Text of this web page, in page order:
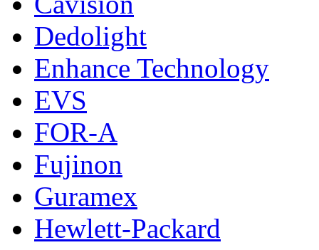
Dedolight
Enhance Technology
EVS
FOR-A
Fujinon
Guramex
Hewlett-Packard